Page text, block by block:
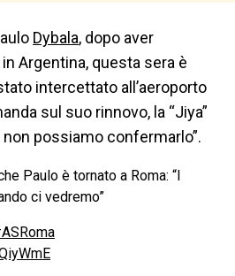
Dybala, dopo aver
Argentina, questa sera è
intercettato all’aeroporto
sul suo rinnovo, la “Jiya”
possiamo confermarlo”.
Paulo è tornato a Roma: “I
ci vedremo”